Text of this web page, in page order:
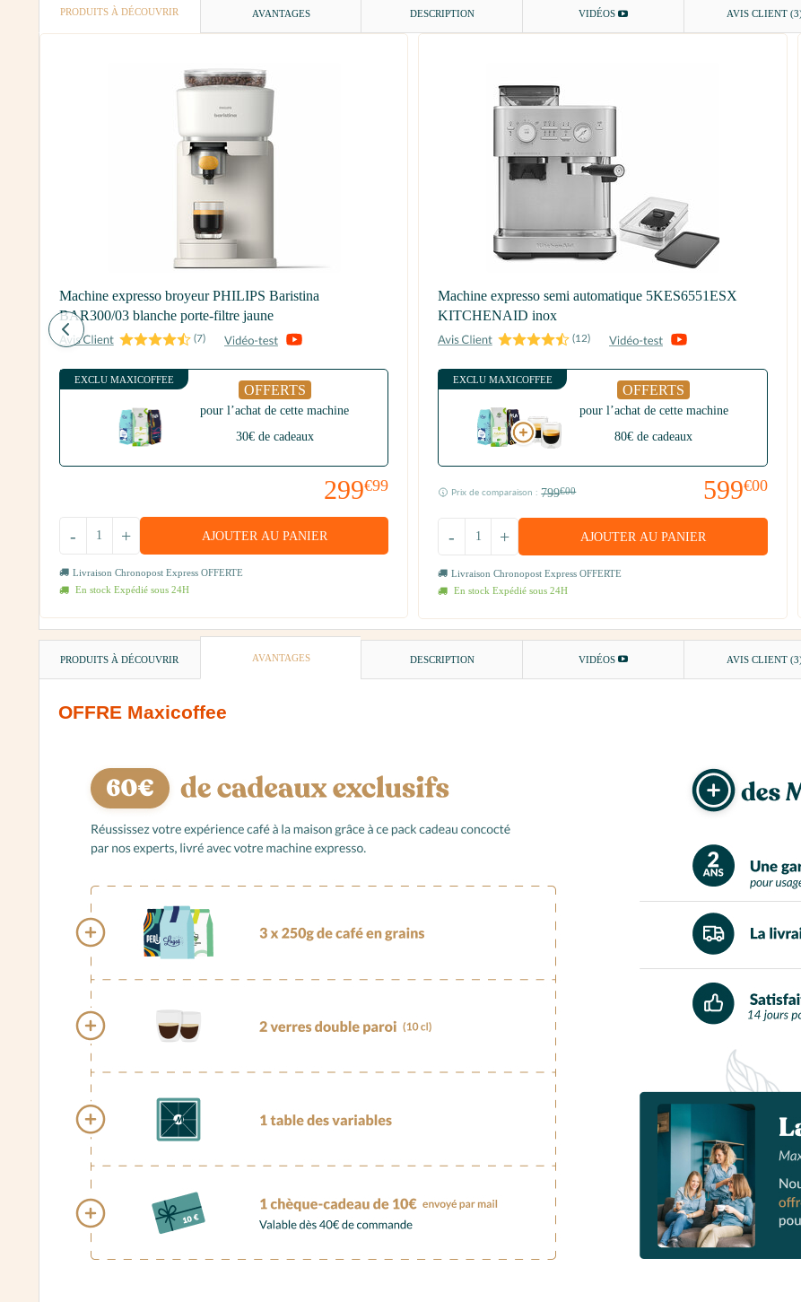
PRODUITS À DÉCOUVRIR AVANTAGES DESCRIPTION VIDÉOS AVIS CLIENT
Machine expresso broyeur PHILIPS Baristina
BAR300/03 blanche porte-filtre jaune
(7)
EXCLU MAXICOFFEE
OFFERTS
pour l’achat de cette machine
30€ de cadeaux
299€99
+
- AJOUTER AU PANIER
Livraison Chronopost Express OFFERTE
En stock Expédié sous 24H
Machine expresso semi automatique 5KES6551ESX
KITCHENAID inox
(12)
EXCLU MAXICOFFEE
OFFERTS
pour l’achat de cette machine
80€ de cadeaux
599€00
Prix de comparaison :799€00
+
- AJOUTER AU PANIER
Livraison Chronopost Express OFFERTE
En stock Expédié sous 24H
PRODUITS À DÉCOUVRIR AVANTAGES DESCRIPTION VIDÉOS AVIS CLIENT
OFFRE Maxicoffee